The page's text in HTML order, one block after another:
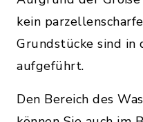
kein
Grundstücke sind in
aufgeführt.
Den Bereich des